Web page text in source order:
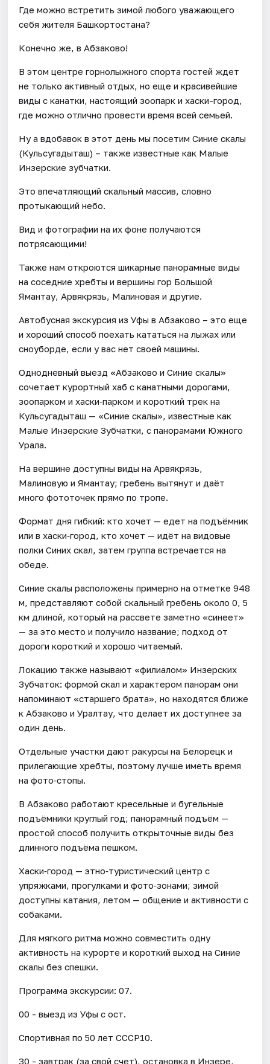
Где можно встретить зимой любого уважающего
себя жителя Башкортостана?
Конечно же, в Абзаково!
В этом центре горнолыжного спорта гостей ждет
не только активный отдых, но еще и красивейшие
виды с канатки, настоящий зоопарк и хаски-город,
где можно отлично провести время всей семьей.
Ну а вдобавок в этот день мы посетим Синие скалы
(Кульсугадыташ) – также известные как Малые
Инзерские зубчатки.
Это впечатляющий скальный массив, словно
протыкающий небо.
Вид и фотографии на их фоне получаются
потрясающими!
Также нам откроются шикарные панорамные виды
на соседние хребты и вершины гор Большой
Ямантау, Арвякрязь, Малиновая и другие.
Автобусная экскурсия из Уфы в Абзаково – это еще
и хороший способ поехать кататься на лыжах или
сноуборде, если у вас нет своей машины.
Однодневный выезд «Абзаково и Синие скалы»
сочетает курортный хаб с канатными дорогами,
зоопарком и хаски‑парком и короткий трек на
Кульсугадыташ — «Синие скалы», известные как
Малые Инзерские Зубчатки, с панорамами Южного
Урала.
На вершине доступны виды на Арвякрязь,
Малиновую и Ямантау; гребень вытянут и даёт
много фототочек прямо по тропе.
Формат дня гибкий: кто хочет — едет на подъёмник
или в хаски‑город, кто хочет — идёт на видовые
полки Синих скал, затем группа встречается на
обеде.
​Синие скалы расположены примерно на отметке 948
м, представляют собой скальный гребень около 0, 5
км длиной, который на рассвете заметно «синеет»
— за это место и получило название; подход от
дороги короткий и хорошо читаемый.
Локацию также называют «филиалом» Инзерских
Зубчаток: формой скал и характером панорам они
напоминают «старшего брата», но находятся ближе
к Абзаково и Уралтау, что делает их доступнее за
один день.
Отдельные участки дают ракурсы на Белорецк и
прилегающие хребты, поэтому лучше иметь время
на фото‑стопы.
​В Абзаково работают кресельные и бугельные
подъёмники круглый год; панорамный подъём —
простой способ получить открыточные виды без
длинного подъёма пешком.
Хаски‑город — этно‑туристический центр с
упряжками, прогулками и фото‑зонами; зимой
доступны катания, летом — общение и активности с
собаками.
Для мягкого ритма можно совместить одну
активность на курорте и короткий выход на Синие
скалы без спешки.
​Программа экскурсии: 07.
00 - выезд из Уфы с ост.
Спортивная по 50 лет СССР10.
30 - завтрак (за свой счет), остановка в Инзере,